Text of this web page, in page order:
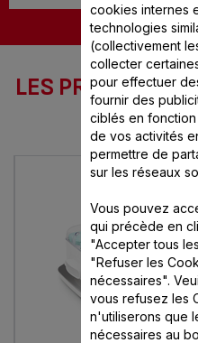
LES PRODUITS
CETTE
cookies internes
technologies
(collectivement
collecter
pour effectuer
fournir des
ciblés en
de vos activités
permettre de
sur les réseaux
Vous pouvez
qui précède en
"Accepter tous
"Refuser les
nécessaires".
vous refusez les
n'utiliserons que
nécessaires au